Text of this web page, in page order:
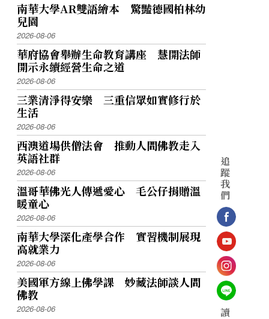
南華大學AR雙語繪本 驚豔德國柏林幼
兒園
2026-08-06
華府協會舉辦生命教育講座 慧開法師
開示永續經營生命之道
2026-08-06
三業清淨得安樂 三重信眾如實修行於
生活
2026-08-06
西澳道場供僧法會 推動人間佛教走入
英語社群
2026-08-06
溫哥華佛光人傳遞愛心 毛公仔捐贈溫
暖童心
2026-08-06
南華大學深化產學合作 實習機制展現
高就業力
2026-08-06
美國軍方線上佛學課 妙藏法師談人間
佛教
2026-08-06
追
蹤
我
們
讀